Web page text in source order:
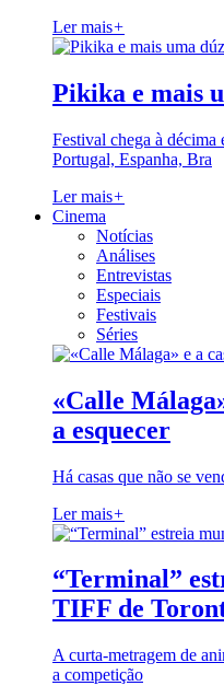
Ler mais+
Pikika e mais
Festival chega à décima
Portugal, Espanha, Bra
Ler mais+
Cinema
Notícias
Análises
Entrevistas
Especiais
Festivais
Séries
«Calle
a esquecer
Há casas que não se
Ler mais+
“Terminal”
TIFF de
A curta-metragem de
a competição